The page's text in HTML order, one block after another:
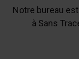
Notre bureau
à Sans